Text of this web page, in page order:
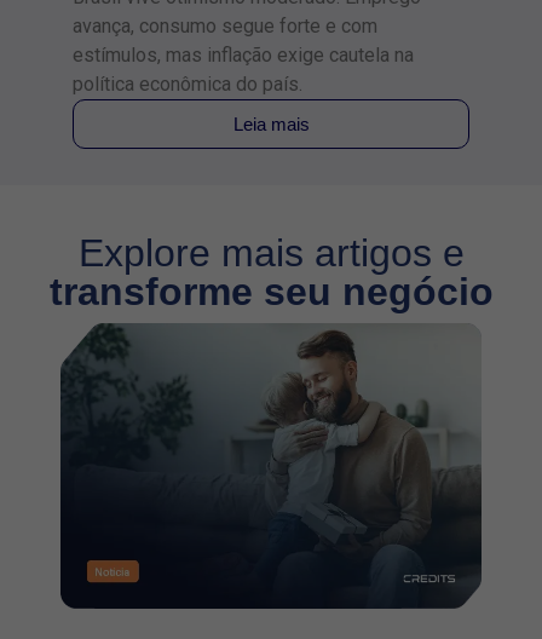
avança, consumo segue forte e com
estímulos, mas inflação exige cautela na
política econômica do país.
Leia mais
Explore mais artigos e
transforme seu negócio